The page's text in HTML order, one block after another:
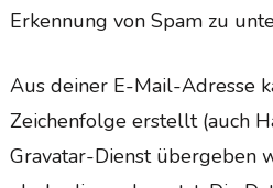
Erkennung von Spam zu
Aus deiner E-Mail-Adresse
Zeichenfolge erstellt (auch
Gravatar-Dienst übergeben